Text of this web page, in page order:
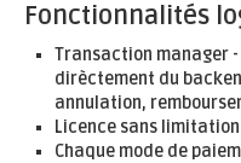
Fonctionnalités
Transaction manager
dirèctement du
annulation,
Licence sans
Chaque mode de